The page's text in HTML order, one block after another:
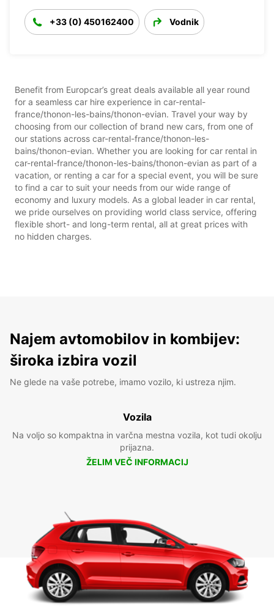
+33 (0) 450162400 Vodnik
Benefit from Europcar’s great deals available all year round
for a seamless car hire experience in car-rental-
france/thonon-les-bains/thonon-evian. Travel your way by
choosing from our collection of brand new cars, from one of
our stations across car-rental-france/thonon-les-
bains/thonon-evian. Whether you are looking for car rental in
car-rental-france/thonon-les-bains/thonon-evian as part of a
vacation, or renting a car for a special event, you will be sure
to find a car to suit your needs from our wide range of
economy and luxury models. As a global leader in car rental,
we pride ourselves on providing world class service, offering
flexible short- and long-term rental, all at great prices with
no hidden charges.
Najem avtomobilov in kombijev:
široka izbira vozil
Ne glede na vaše potrebe, imamo vozilo, ki ustreza njim.
Vozila
Na voljo so kompaktna in varčna mestna vozila, kot tudi okolju
prijazna.
ŽELIM VEČ INFORMACIJ